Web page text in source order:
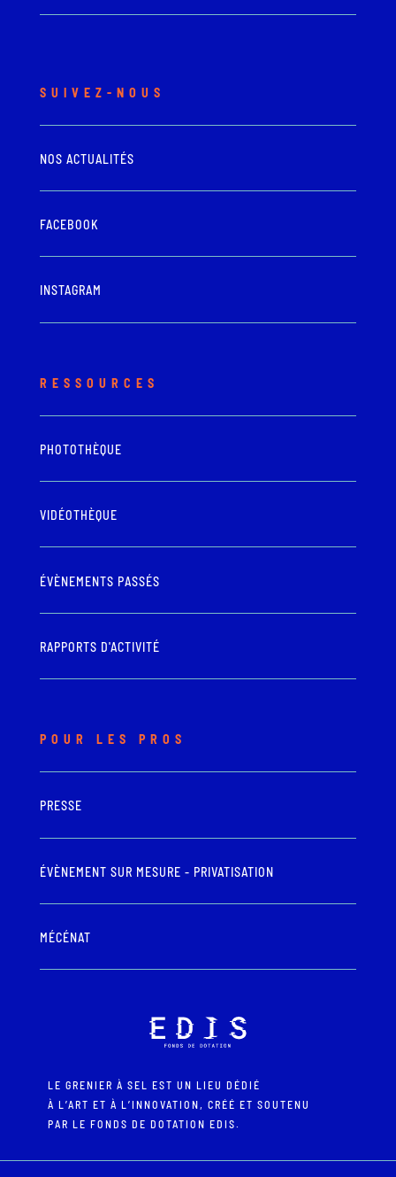
SUIVEZ-NOUS
NOS ACTUALITÉS
FACEBOOK
INSTAGRAM
RESSOURCES
PHOTOTHÈQUE
VIDÉOTHÈQUE
ÉVÈNEMENTS PASSÉS
RAPPORTS D'ACTIVITÉ
POUR LES PROS
PRESSE
ÉVÈNEMENT SUR MESURE - PRIVATISATION
MÉCÉNAT
LE GRENIER À SEL EST UN LIEU DÉDIÉ
À L’ART ET À L’INNOVATION, CRÉÉ ET SOUTENU
PAR LE FONDS DE DOTATION EDIS.